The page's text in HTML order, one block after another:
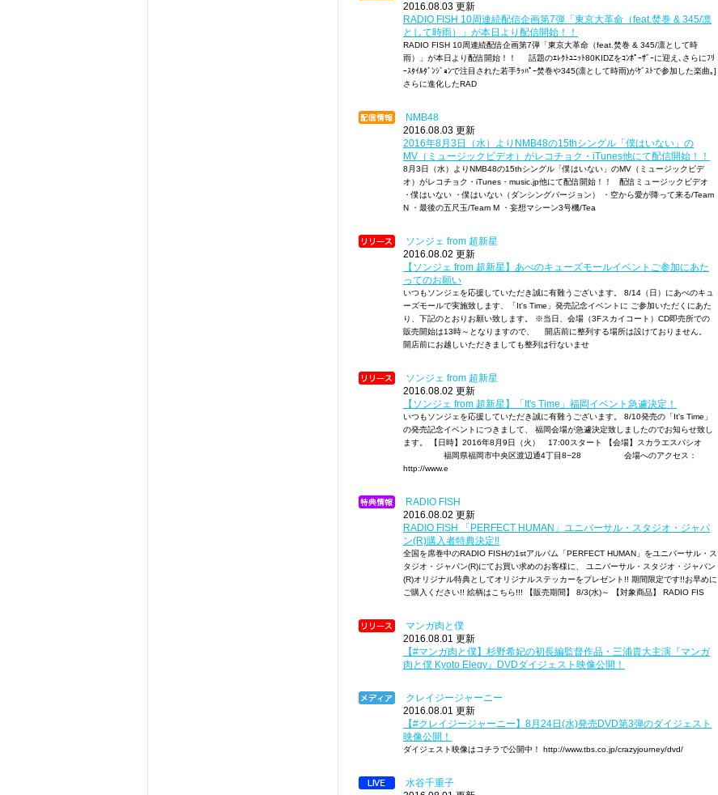
2016.08.03 更新
RADIO FISH 10周連続配信企画第7弾「東京大革命（feat.焚巻 & 345/凛
として時雨）」が本日より配信開始！！
RADIO FISH 10周連続配信企画第7弾「東京大革命（feat.焚巻 & 345/凛として時
雨）」が本日より配信開始！！ 話題のｴﾚｸﾄﾕﾆｯﾄ80KIDZをｺﾝﾎﾟｰｻﾞｰに迎え､さらにﾌﾘ
ｰｽﾀｲﾙﾀﾞﾝｼﾞｮﾝで注目された若手ﾗｯﾊﾟｰ焚巻や345(凛として時雨)がｹﾞｽﾄで参加した楽曲｡]
さらに進化したRAD
NMB48
2016.08.03 更新
2016年8月3日（水）よりNMB48の15thシングル「僕はいない」の
MV（ミュージックビデオ）がレコチョク・iTunes他にて配信開始！！
8月3日（水）よりNMB48の15thシングル「僕はいない」のMV（ミュージックビデ
オ）がレコチョク・iTunes・music.jp他にて配信開始！！ 配信ミュージックビデオ
・僕はいない ・僕はいない（ダンシングバージョン） ・空から愛が降って来る/Team
N ・最後の五尺玉/Team M ・妄想マシーン3号機/Tea
ソンジェ from 超新星
2016.08.02 更新
【ソンジェ from 超新星】あべのキューズモールイベントご参加にあた
ってのお願い
いつもソンジェを応援していただき誠に有難うございます。 8/14（日）にあべのキュ
ーズモールで実施致します、「It's Time」発売記念イベントに ご参加いただくにあた
り、下記のとおりお願い致します。 ※当日、会場（3Fスカイコート）CD即売所での
販売開始は13時～となりますので、 開店前に整列する場所は設けておりません。
開店前にお越しいただきましても整列は行ないませ
ソンジェ from 超新星
2016.08.02 更新
【ソンジェ from 超新星】「It's Time」福岡イベント急遽決定！
いつもソンジェを応援していただき誠に有難うございます。 8/10発売の「It's Time」
の発売記念イベントにつきまして、 福岡会場が急遽決定致しましたのでお知らせ致し
ます。 【日時】2016年8月9日（火） 17:00スタート 【会場】スカラエスパシオ
福岡県福岡市中央区渡辺通4丁目8−28 会場へのアクセス：
http://www.e
RADIO FISH
2016.08.02 更新
RADIO FISH 「PERFECT HUMAN」ユニバーサル・スタジオ・ジャパ
ン(R)購入者特典決定!!
全国を席巻中のRADIO FISHの1stアルバム「PERFECT HUMAN」をユニバーサル・ス
タジオ・ジャパン(R)にてお買い求めのお客様に、 ユニバーサル・スタジオ・ジャパン
(R)オリジナル特典としてオリジナルステッカーをプレゼント!! 期間限定です!!お早めに
ご購入ください!! 絵柄はこちら!!! 【販売期間】 8/3(水)～ 【対象商品】 RADIO FIS
マンガ肉と僕
2016.08.01 更新
【#マンガ肉と僕】杉野希妃の初長編監督作品・三浦貴大主演『マンガ
肉と僕 Kyoto Elegy』DVDダイジェスト映像公開！
クレイジージャーニー
2016.08.01 更新
【#クレイジージャーニー】8月24日(水)発売DVD第3弾のダイジェスト
映像公開！
ダイジェスト映像はコチラで公開中！ http://www.tbs.co.jp/crazyjourney/dvd/
水谷千重子